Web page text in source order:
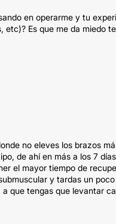
en operarme y tu
Es que me da miedo
no eleves los brazos
de ahí en más a los 7
el mayor tiempo de
y tardas un
que tengas que levantar